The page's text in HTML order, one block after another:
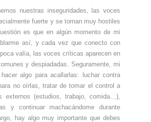
nuestras inseguridades, las voces
fuerte y se tornan muy hostiles
es que en algún momento de mi
así, y cada vez que conecto con
valía, las voces críticas aparecen en
y despiadadas. Seguramente, mi
algo para acallarlas: luchar contra
no oírlas, tratar de tomar el control a
externos (estudios, trabajo, comida…),
y continuar machacándome durante
hay algo muy importante que debes